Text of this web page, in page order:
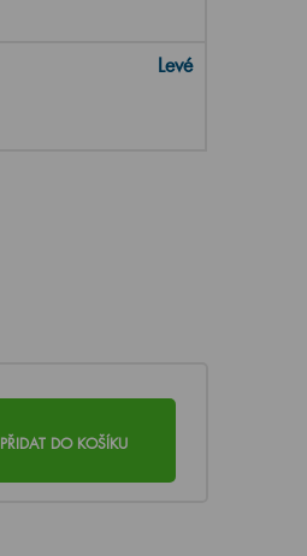
Levé
PŘIDAT DO KOŠÍKU